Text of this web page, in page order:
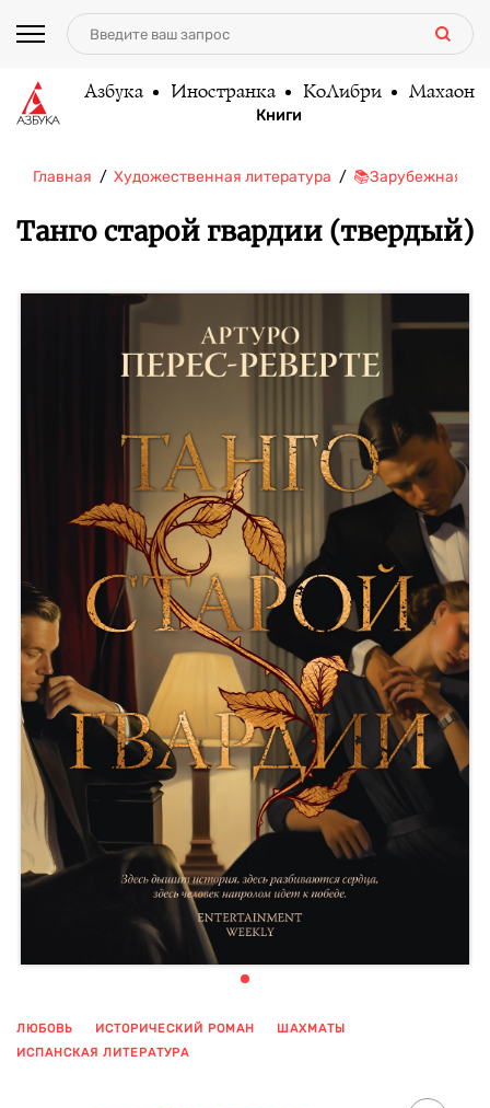
Азбука Иностранка КоЛибри Махаон
Книги
Главная Художественная литература 📚Зарубежная
Танго старой гвардии (твердый)
ЛЮБОВЬ ИСТОРИЧЕСКИЙ РОМАН
ШАХМАТЫ
ИСПАНСКАЯ ЛИТЕРАТУРА